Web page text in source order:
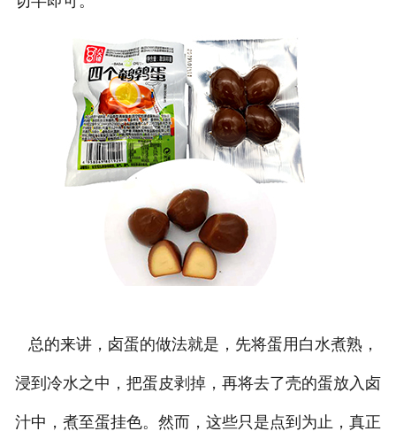
总的来讲，卤蛋的做法就是，先将蛋用白水煮熟，
浸到冷水之中，把蛋皮剥掉，再将去了壳的蛋放入卤
汁中，煮至蛋挂色。然而，这些只是点到为止，真正